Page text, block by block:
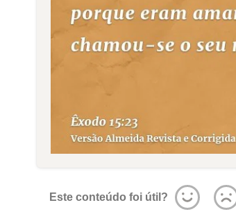
Este conteúdo foi útil?